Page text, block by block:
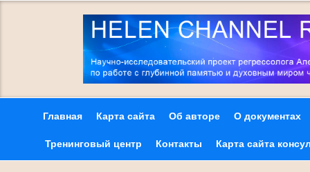
Главная Карта сайта Об авторе
О документах
Тренинговый центр
Контакты Карта сайта